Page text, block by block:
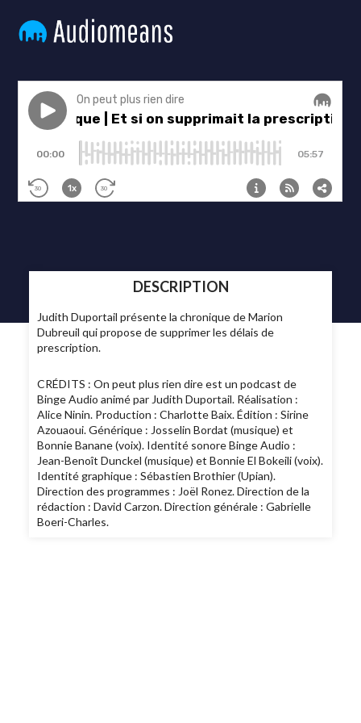
DESCRIPTION
Judith Duportail présente la chronique de Marion
Dubreuil qui propose de supprimer les délais de
prescription.
CRÉDITS : On peut plus rien dire est un podcast de
Binge Audio animé par Judith Duportail. Réalisation :
Alice Ninin. Production : Charlotte Baix. Édition : Sirine
Azouaoui. Générique : Josselin Bordat (musique) et
Bonnie Banane (voix). Identité sonore Binge Audio :
Jean-Benoît Dunckel (musique) et Bonnie El Bokeili (voix).
Identité graphique : Sébastien Brothier (Upian).
Direction des programmes : Joël Ronez. Direction de la
rédaction : David Carzon. Direction générale : Gabrielle
Boeri-Charles.